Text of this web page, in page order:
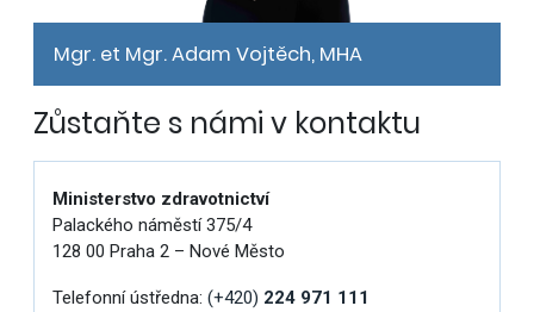
Mgr. et Mgr. Adam Vojtěch, MHA
Zůstaňte s námi v kontaktu
Ministerstvo zdravotnictví
Palackého náměstí 375/4
128 00 Praha 2 – Nové Město
Telefonní ústředna: (+420) 224 971 111